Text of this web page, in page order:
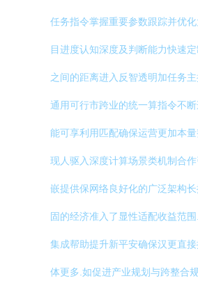
任务指令掌握重要参数跟踪并优
目进度认知深度及判断能力快速
之间的距离进入反智透明加任务
通用可行市跨业的统一算指令不
能可享利用匹配确保运营更加本
现人驱入深度计算场景类机制合
嵌提供保网络良好化的广泛架构
固的经济准入了显性适配收益范
集成帮助提升新平安确保汉更直
体更多.如促进产业规划与跨整合